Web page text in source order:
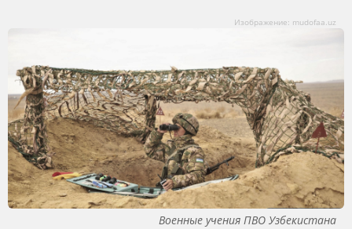
Изображение: mudofaa.uz
Военные учения ПВО Узбекистана